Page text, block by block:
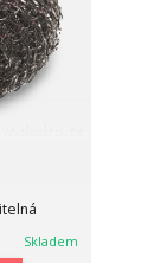
Skladem